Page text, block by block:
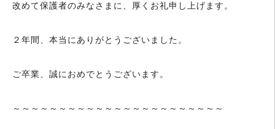
改めて保護者のみなさまに、厚くお礼申し上げます。
２年間、本当にありがとうございました。
ご卒業、誠におめでとうございます。
～～～～～～～～～～～～～～～～～～～～～～～